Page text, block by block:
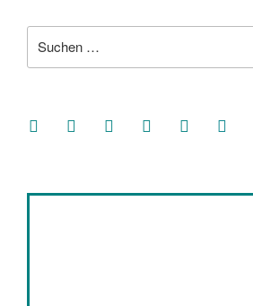
nach:
facebooksoundcloud
twitter mastodoninstagramthreads